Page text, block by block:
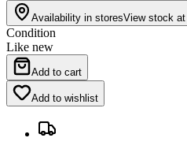
Availability in storesView stock
Condition
Like new
Add to cart
Add to wishlist